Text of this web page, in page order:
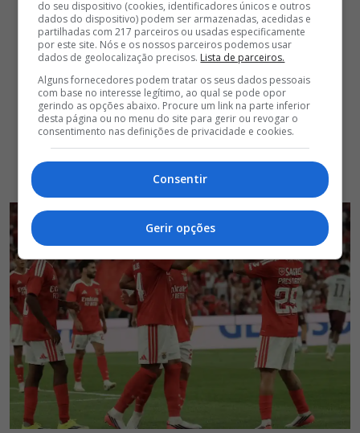
do seu dispositivo (cookies, identificadores únicos e outros
dados do dispositivo) podem ser armazenadas, acedidas e
partilhadas com 217 parceiros ou usadas especificamente
por este site. Nós e os nossos parceiros podemos usar
dados de geolocalização precisos. Lista de parceiros.
Alguns fornecedores podem tratar os seus dados pessoais
com base no interesse legítimo, ao qual se pode opor
gerindo as opções abaixo. Procure um link na parte inferior
desta página ou no menu do site para gerir ou revogar o
consentimento nas definições de privacidade e cookies.
Consentir
Gerir opções